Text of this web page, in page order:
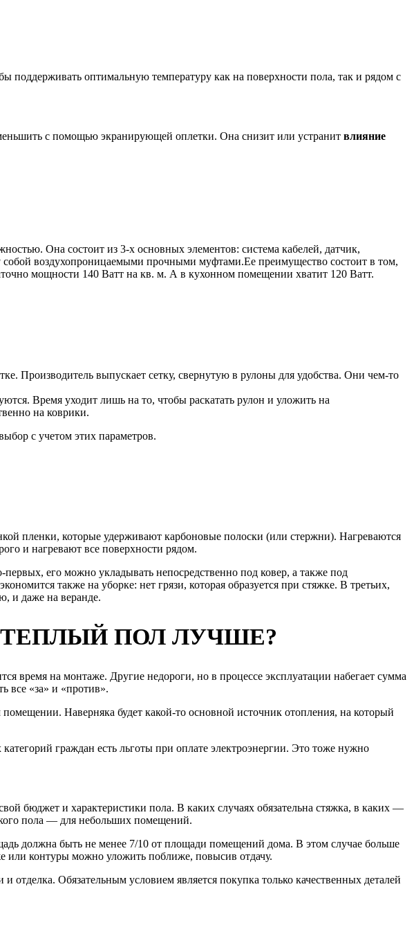
оптимальную температуру как на поверхности пола, так и рядом с
с помощью экранирующей оплетки. Она снизит или устранит влияние
Она состоит из 3-х основных элементов: система кабелей, датчик,
собой воздухопроницаемыми прочными муфтами.Ее преимущество состоит в том,
мощности 140 Ватт на кв. м. А в кухонном помещении хватит 120 Ватт.
Производитель выпускает сетку, свернутую в рулоны для удобства. Они чем-то
Время уходит лишь на то, чтобы раскатать рулон и уложить на
на коврики.
с учетом этих параметров.
пленки, которые удерживают карбоновые полоски (или стержни). Нагреваются
и нагревают все поверхности рядом.
его можно укладывать непосредственно под ковер, а также под
также на уборке: нет грязи, которая образуется при стяжке. В третьих,
и даже на веранде.
ПОЛ ЛУЧШЕ?
время на монтаже. Другие недороги, но в процессе эксплуатации набегает сумма
все «за» и «против».
Наверняка будет какой-то основной источник отопления, на который
граждан есть льготы при оплате электроэнергии. Это тоже нужно
бюджет и характеристики пола. В каких случаях обязательна стяжка, в каких —
пола — для небольших помещений.
должна быть не менее 7/10 от площади помещений дома. В этом случае больше
контуры можно уложить поближе, повысив отдачу.
отделка. Обязательным условием является покупка только качественных деталей